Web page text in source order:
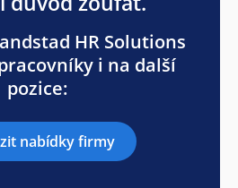
HR Solutions
i na další
pozice:
nabídky firmy